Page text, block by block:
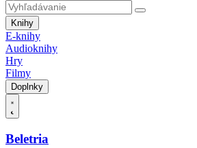
Knihy
E-knihy
Audioknihy
Hry
Filmy
Doplnky
Beletria